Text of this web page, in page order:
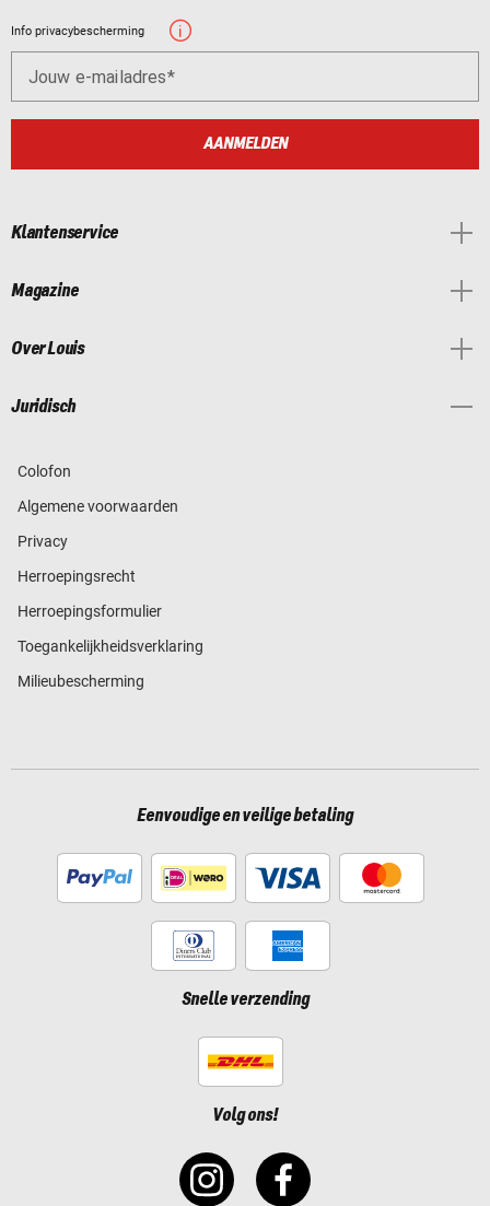
Info privacybescherming
Jouw e-mailadres
AANMELDEN
Klantenservice
Magazine
Over Louis
Juridisch
Colofon
Algemene voorwaarden
Privacy
Herroepingsrecht
Herroepingsformulier
Toegankelijkheidsverklaring
Milieubescherming
Eenvoudige en veilige betaling
Snelle verzending
Volg ons!